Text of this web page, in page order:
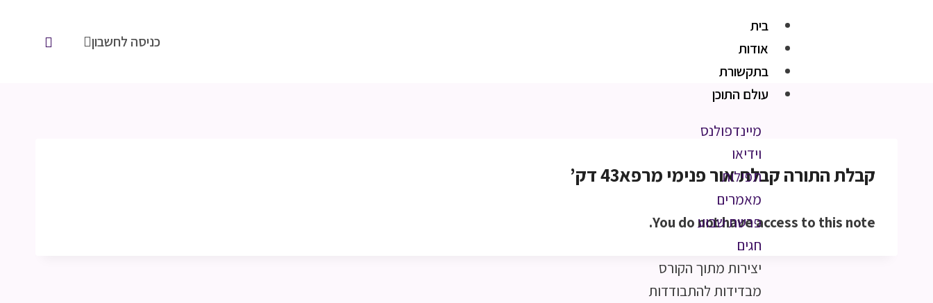
בית
אודות
בתקשורת
עולם התוכן
מיינדפולנס
וידיאו
תפילות
מאמרים
פרשת שבוע
חגים
יצירות מתוך הקורס
מבדידות להתבודדות
כניסה לחשבון
קבלת התורה קבלת אור פנימי מרפא43 דק’
You do not have access to this note.